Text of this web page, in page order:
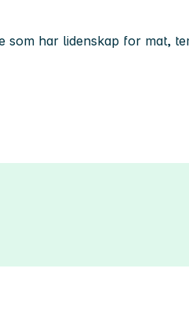
har lidenskap for mat,